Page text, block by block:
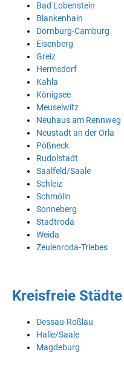
Bad Lobenstein
Blankenhain
Dornburg-Camburg
Eisenberg
Greiz
Hermsdorf
Kahla
Königsee
Meuselwitz
Neuhaus am Rennweg
Neustadt an der Orla
Pößneck
Rudolstadt
Saalfeld/Saale
Schleiz
Schmölln
Sonneberg
Stadtroda
Weida
Zeulenroda-Triebes
Kreisfreie
Dessau-Roßlau
Halle/Saale
Magdeburg